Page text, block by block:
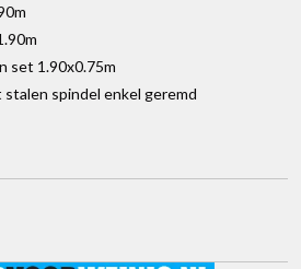
set 1.90x0.75m
stalen spindel enkel geremd